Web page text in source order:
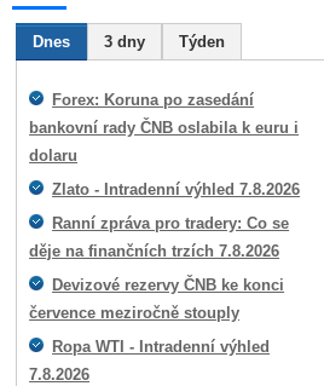
Dnes 3 dny Týden
Forex: Koruna po zasedání
bankovní rady ČNB oslabila k euru i
dolaru
Zlato - Intradenní výhled 7.8.2026
Ranní zpráva pro tradery: Co se
děje na finančních trzích 7.8.2026
Devizové rezervy ČNB ke konci
července meziročně stouply
Ropa WTI - Intradenní výhled
7.8.2026